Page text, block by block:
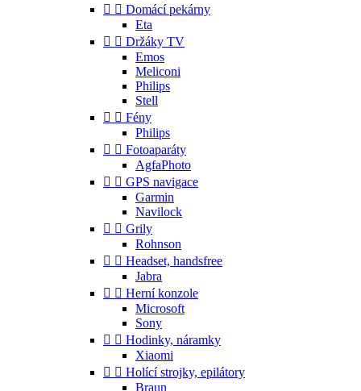
  Domácí pekárny
Eta
  Držáky TV
Emos
Meliconi
Philips
Stell
  Fény
Philips
  Fotoaparáty
AgfaPhoto
  GPS navigace
Garmin
Navilock
  Grily
Rohnson
  Headset, handsfree
Jabra
  Herní konzole
Microsoft
Sony
  Hodinky, náramky
Xiaomi
  Holící strojky, epilátory
Braun